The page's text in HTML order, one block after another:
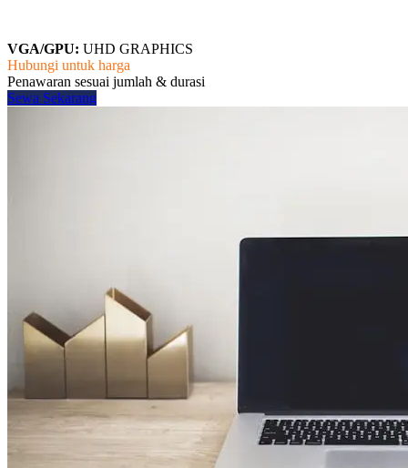
VGA/GPU: UHD GRAPHICS
Hubungi untuk harga
Penawaran sesuai jumlah & durasi
Sewa Sekarang